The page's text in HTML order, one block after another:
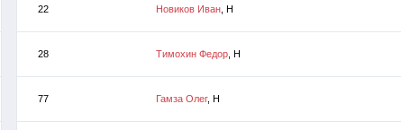
22 Новиков Иван , Н
28 Тимохин Федор , Н
77 Гамза Олег, Н